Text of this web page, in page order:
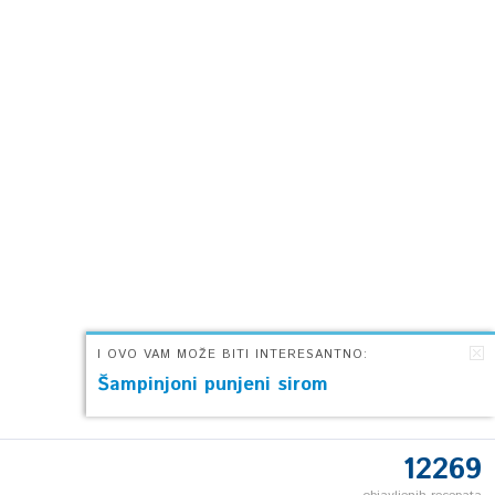
I OVO VAM MOŽE BITI INTERESANTNO:
Šampinjoni punjeni sirom
12269